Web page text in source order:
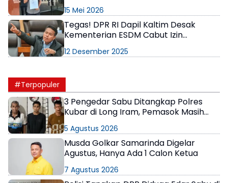
Perusahaan
15 Mei 2026
Tegas! DPR RI Dapil Kaltim Desak
Kementerian ESDM Cabut Izin
Reklamasi
12 Desember 2025
#Terpopuler
3 Pengedar Sabu Ditangkap Polres
Kubar di Long Iram, Pemasok Masih
5 Agustus 2026
Musda Golkar Samarinda Digelar
Agustus, Hanya Ada 1 Calon Ketua
7 Agustus 2026